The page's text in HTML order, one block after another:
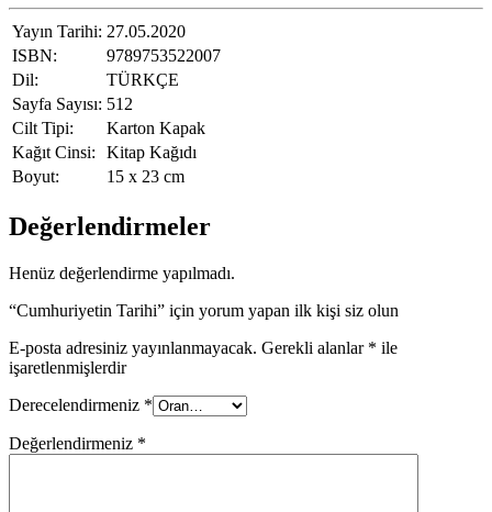
Yayın Tarihi: 27.05.2020
ISBN:
9789753522007
Dil:
TÜRKÇE
Sayfa Sayısı: 512
Cilt Tipi:
Karton Kapak
Kağıt Cinsi:
Kitap Kağıdı
Boyut:
15 x 23 cm
Değerlendirmeler
Henüz değerlendirme yapılmadı.
“Cumhuriyetin Tarihi” için yorum yapan ilk kişi siz olun
E-posta adresiniz yayınlanmayacak. Gerekli alanlar * ile
işaretlenmişlerdir
Derecelendirmeniz *
Değerlendirmeniz *